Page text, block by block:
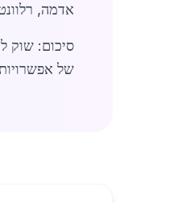
אדמה,
סיכום: שוק
של